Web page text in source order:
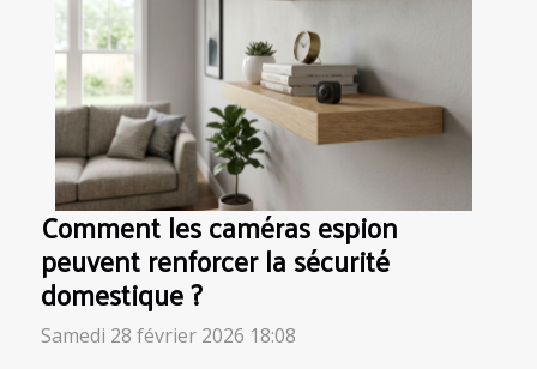
Comment les caméras espion
peuvent renforcer la sécurité
domestique ?
Samedi 28 février 2026 18:08